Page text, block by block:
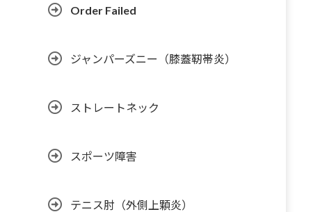
Order Failed
ジャンパーズニー（膝蓋靭帯炎）
ストレートネック
スポーツ障害
テニス肘（外側上顆炎）